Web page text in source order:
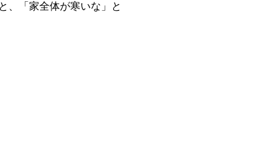
、「家全体が寒いな」と